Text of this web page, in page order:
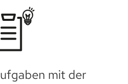
mit der